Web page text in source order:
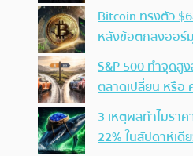
Bitcoin ทรงตัว
หลังข้อตกลงฮอร์
S&P 500 ทำจุดสู
ตลาดเปลี่ยน หรือ
3 เหตุผลทำไมรา
22% ในสัปดาห์เดี